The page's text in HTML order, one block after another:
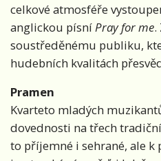
celkové atmosféře
anglickou písní Pray for me.
soustředěnému publiku,
hudebních kvalitách
Pramen
Kvarteto mladých
dovednosti na třech
to příjemné i sehrané, ale